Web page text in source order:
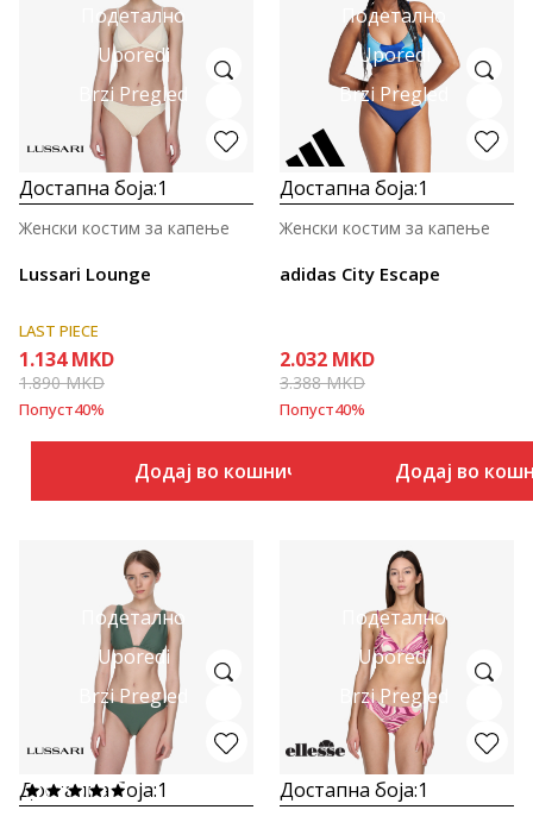
Подетално
Uporedi
Brzi Pregled
Достапна боја:1
Lussari Lounge
Женски костим за капење
LAST PIECE
1.134 MKD
1.890MKD
Попуст40%
Додај во кошничка
Подетално
Uporedi
Brzi Pregled
Достапна боја:1
adidas City Escape
Женски костим за капење
2.032 MKD
3.388MKD
Попуст40%
Додај во
Подетално
Uporedi
Brzi Pregled
Достапна боја:1
Подетално
Uporedi
Brzi Pregled
Достапна боја:1